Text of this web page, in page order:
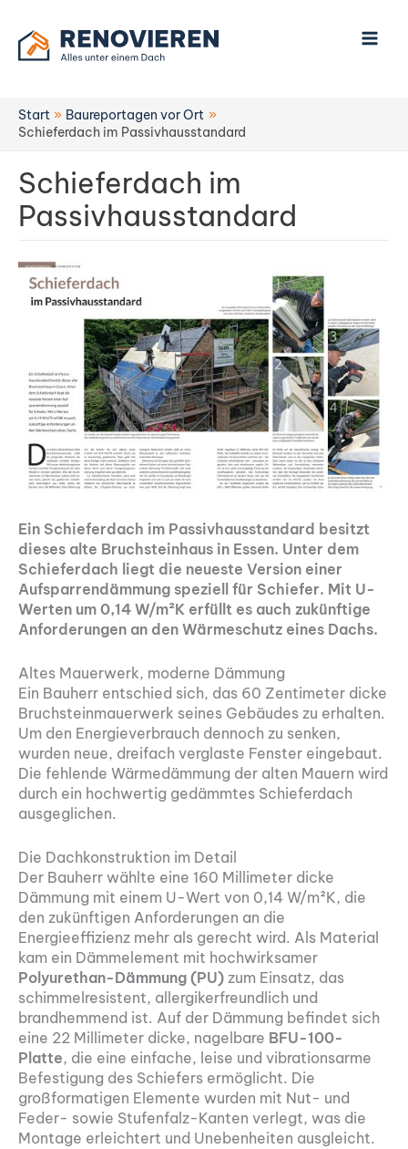
Inhalt
springen
Start
Baureportagen vor Ort
Schieferdach im Passivhausstandard
Schieferdach im
Passivhausstandard
Ein Schieferdach im Passivhausstandard besitzt
dieses alte Bruchsteinhaus in Essen. Unter dem
Schieferdach liegt die neueste Version einer
Aufsparrendämmung speziell für Schiefer. Mit U-
Werten um 0,14 W/m²K erfüllt es auch zukünftige
Anforderungen an den Wärmeschutz eines Dachs.
Altes Mauerwerk, moderne Dämmung
Ein Bauherr entschied sich, das 60 Zentimeter dicke
Bruchsteinmauerwerk seines Gebäudes zu erhalten.
Um den Energieverbrauch dennoch zu senken,
wurden neue, dreifach verglaste Fenster eingebaut.
Die fehlende Wärmedämmung der alten Mauern wird
durch ein hochwertig gedämmtes Schieferdach
ausgeglichen.
Die Dachkonstruktion im Detail
Der Bauherr wählte eine 160 Millimeter dicke
Dämmung mit einem U-Wert von 0,14 W/m²K, die
den zukünftigen Anforderungen an die
Energieeffizienz mehr als gerecht wird. Als Material
kam ein Dämmelement mit hochwirksamer
Polyurethan-Dämmung (PU) zum Einsatz, das
schimmelresistent, allergikerfreundlich und
brandhemmend ist. Auf der Dämmung befindet sich
eine 22 Millimeter dicke, nagelbare BFU-100-
Platte, die eine einfache, leise und vibrationsarme
Befestigung des Schiefers ermöglicht. Die
großformatigen Elemente wurden mit Nut- und
Feder- sowie Stufenfalz-Kanten verlegt, was die
Montage erleichtert und Unebenheiten ausgleicht.